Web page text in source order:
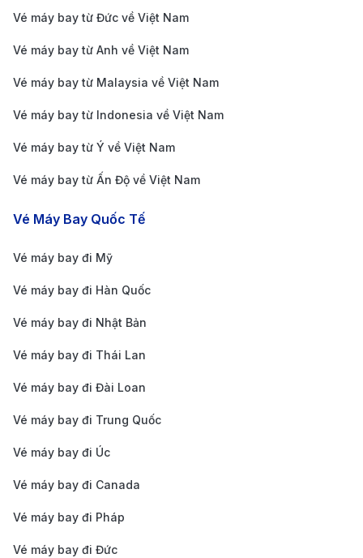
tâm New York khoảng 24 km với nhiều phương tiện di
chuyển thuận tiện:
Howard Beach Station, sau đó chuyển sang tuyến
tàu điện ngầm E, J, Z (từ Jamaica) hoặc tuyến A
(từ Howard Beach) để vào trung tâm Manhattan.
Tàu điện AirTrain JFK + Long Island Rail Road
(LIRR); hành khách đi AirTrain JFK đến Jamaica
chuyển khoảng 35 - 40 phút.
Xe buýt công cộng MTA
kết nối sân bay với hệ thống tàu điện ngầm New
đường và tiền tip), thời gian di chuyển khoảng 30 -
50 phút.
Dịch vụ gọi xe công nghệ (Uber, Lyft)
Vé máy bay từ Đức về Việt Nam
Vé máy bay từ Anh về Việt Nam
Vé máy bay từ Malaysia về Việt Nam
Vé máy bay từ Indonesia về Việt Nam
Vé máy bay từ Ý về Việt Nam
Vé máy bay từ Ấn Độ về Việt Nam
Vé Máy Bay Quốc Tế
Vé máy bay đi Mỹ
Vé máy bay đi Hàn Quốc
Vé máy bay đi Nhật Bản
Vé máy bay đi Thái Lan
Vé máy bay đi Đài Loan
Vé máy bay đi Trung Quốc
Vé máy bay đi Úc
Vé máy bay đi Canada
Vé máy bay đi Pháp
Vé máy bay đi Đức